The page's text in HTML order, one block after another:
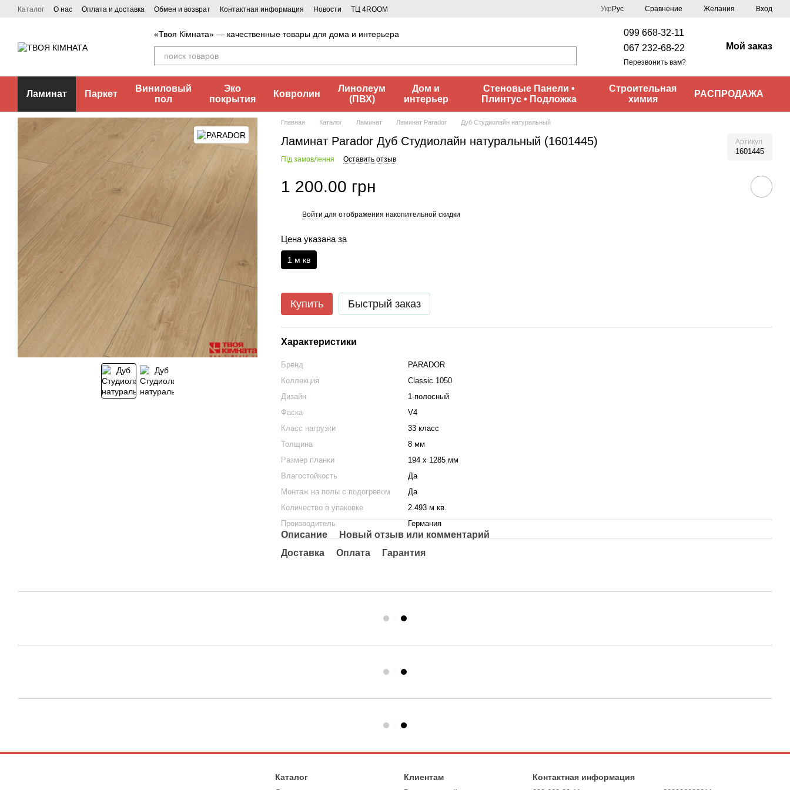
Перейти к основному контенту
Каталог О нас Оплата и доставка Обмен и возврат Контактная информация Новости ТЦ 4ROOM Укр Рус Сравнение Желания Вход
«Твоя Кімната» — качественные товары для дома и интерьера
099 668-32-11
067 232-68-22
Перезвонить вам?
Мой заказ
Ламинат Паркет
Виниловый
пол
Эко
покрытия
Ковролин
Линолеум
(ПВХ)
Дом и
интерьер
Стеновые Панели •
Плинтус • Подложка
Строительная
химия
РАСПРОДАЖА
Главная Каталог Ламинат Ламинат Parador Дуб Студиолайн натуральный
Ламинат Parador Дуб Студиолайн натуральный (1601445) Артикул
1601445
Під замовлення Оставить отзыв
1 200.00 грн
Войти для отображения накопительной скидки
Цена указана за
1 м кв
Купить Быстрый заказ
Характеристики
Бренд
PARADOR
Коллекция
Classic 1050
Дизайн
1-полосный
Фаска
V4
Класс нагрузки
33 класс
Толщина
8 мм
Размер планки
194 x 1285 мм
Влагостойкость
Да
Монтаж на полы с подогревом
Да
Количество в упаковке
2.493 м кв.
Производитель
Германия
Описание
Новый отзыв или комментарий
Доставка
Оплата Гарантия
Каталог Клиентам Контактная информация